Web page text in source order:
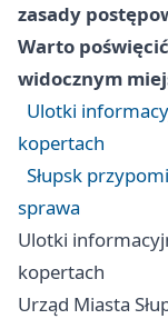
zasady
Warto
widocznym
Ulotki
kopertach
Słupsk
sprawa
Ulotki
kopertach
Urząd Miasta